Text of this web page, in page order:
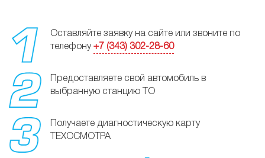
Оставляйте заявку на сайте или звоните по
телефону+7 (343) 302-28-60
Предоставляете свой автомобиль в
выбранную станцию ТО
Получаете диагностическую карту
ТЕХОСМОТРА